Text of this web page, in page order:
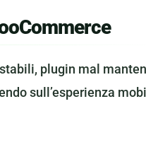
plugin mal
sull’esperienza